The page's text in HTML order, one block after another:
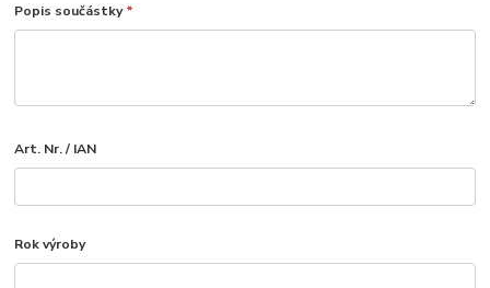
Popis součástky*
Art. Nr. / IAN
Rok výroby